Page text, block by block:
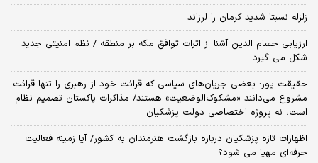
زلزله نسبتا شدید کرمان را لرزاند
ارزیابی حسام الدین آشنا از اثرات توافق مکه بر منطقه / نظم امنیتی جدید
شکل می گیرد
حقیقت پور: بعضی جریان‌های سیاسی که قرائت خود از رهبری را تنها قرائت
مشروع می‌دانند «مشکوک‌الوضعیت» هستند/ مذاکرات پاکستان تصمیم نظام
است، نه پروژه اختصاصی دولت پزشکیان
اظهارات تازه پزشکیان درباره بازگشت هنرمندان به کشور/ آیا زمینه فعالیت
حرفه‌ای مهیا می شود؟